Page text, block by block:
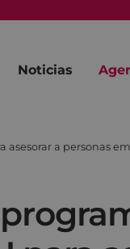
Noticias
a personas